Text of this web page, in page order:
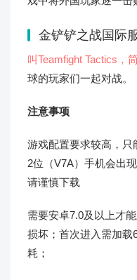
金铲铲之战国际
叫Teamfight Tactics，
球的玩家们一起对战。
注意事项
游戏配置要求较高，只
2位（V7A）手机会出
请谨慎下载
需要安卓7.0及以上才
损坏；首次进入需加载
耗；